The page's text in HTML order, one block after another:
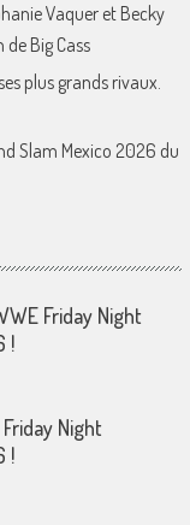
Vaquer et Becky
Big Cass
plus grands rivaux.
Slam Mexico 2026 du
Friday Night
!
Night
!